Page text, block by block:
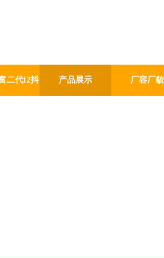
GUANG DONG GABLE
二代f2抖音 产品展示 厂容厂貌